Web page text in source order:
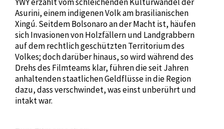
Asurini, einem indigenen Volk am brasilianischen
Xingú. Seitdem Bolsonaro an der Macht ist, häufen
sich Invasionen von Holzfällern und Landgrabbern
auf dem rechtlich geschützten Territorium des
Volkes; doch darüber hinaus, so wird während des
Drehs des Filmteams klar, führen die seit Jahren
anhaltenden staatlichen Geldflüsse in die Region
dazu, dass verschwindet, was einst unberührt und
intakt war.